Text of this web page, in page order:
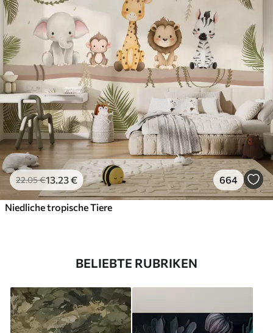
22.05€13 .23€ 664
Niedliche tropische Tiere
BELIEBTE RUBRIKEN